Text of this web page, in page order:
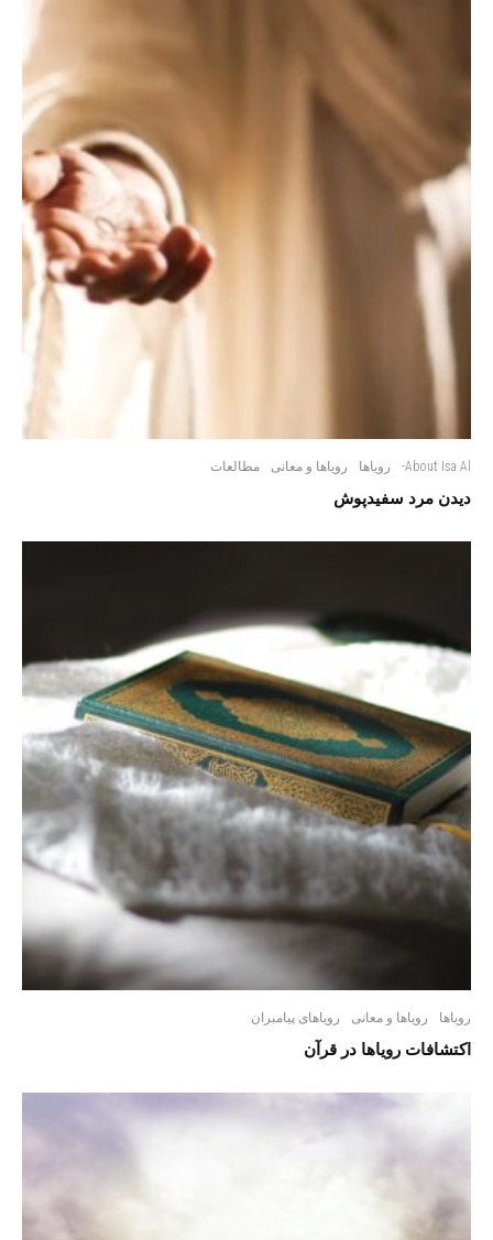
About Isa Al- رویاها رویاها و معانی مطالعات
دیدن مرد سفیدپوش
رویاها رویاها و معانی رویاهای پیامبران
اکتشافات رویاها در قرآن